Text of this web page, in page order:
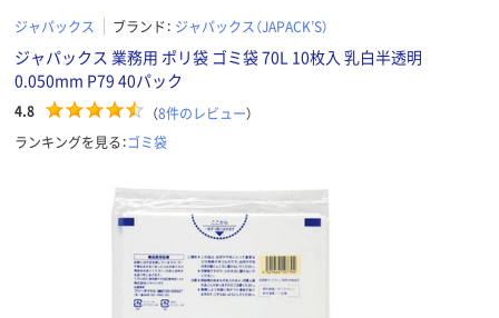
ジャパックス ブランド： ジャパックス（JAPACK’S）
ジャパックス 業務用 ポリ袋 ゴミ袋 70L 10枚入 乳白半透明
0.050mm P79 40パック
4.8 （8件のレビュー）
ランキングを見る：ゴミ袋